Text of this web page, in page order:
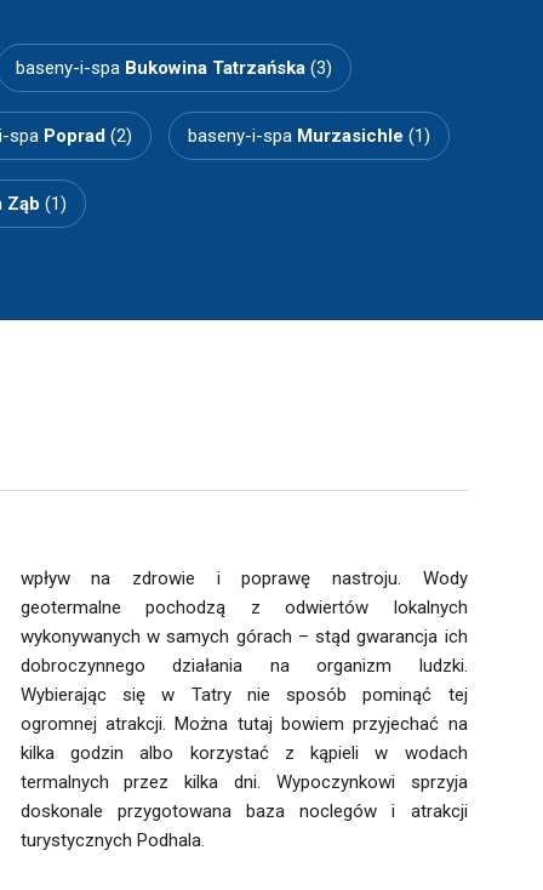
baseny-i-spa Bukowina Tatrzańska(3)
spa Poprad (2) baseny-i-spa Murzasichle (1)
Ząb (1)
wpływ na zdrowie i poprawę nastroju. Wody
geotermalne pochodzą z odwiertów lokalnych
wykonywanych w samych górach – stąd gwarancja ich
dobroczynnego działania na organizm ludzki.
Wybierając się w Tatry nie sposób pominąć tej
ogromnej atrakcji. Można tutaj bowiem przyjechać na
turystycznych Podhala.